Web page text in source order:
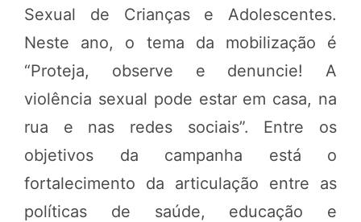
Sexual de Crianças e Adolescentes.
Neste ano, o tema da mobilização é
“Proteja, observe e denuncie! A
violência sexual pode estar em casa, na
rua e nas redes sociais”. Entre os
objetivos da campanha está o
fortalecimento da articulação entre as
políticas de saúde, educação e